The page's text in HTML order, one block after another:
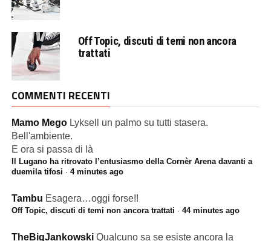
Off Topic, discuti di temi non ancora
trattati
COMMENTI RECENTI
Mamo Mego Lyksell un palmo su tutti stasera.
Bell'ambiente.
E ora si passa di là
Il Lugano ha ritrovato l’entusiasmo della Cornèr Arena davanti a
duemila tifosi · 4 minutes ago
Tambu Esagera…oggi forse!!
Off Topic, discuti di temi non ancora trattati · 44 minutes ago
TheBigJankowski Qualcuno sa se esiste ancora la